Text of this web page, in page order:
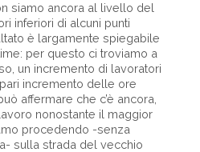
siamo ancora al livello del
inferiori di alcuni punti
è largamente spiegabile
per questo ci troviamo a
un incremento di lavoratori
incremento delle ore
affermare che c’è ancora,
nonostante il maggior
procedendo -senza
sulla strada del vecchio